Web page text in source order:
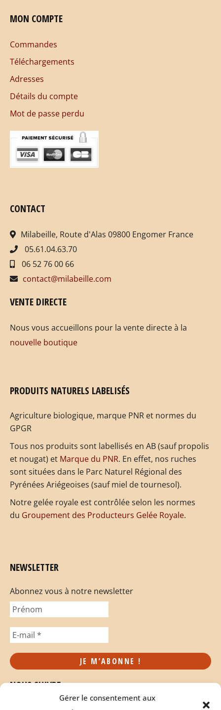
Gérer le consentement aux
MON COMPTE
Commandes
Téléchargements
Adresses
Détails du compte
Mot de passe perdu
CONTACT
Milabeille, Route d'Alas 09800 Engomer France
05.61.04.63.70
06 52 76 00 66
contact@milabeille.com
VENTE DIRECTE
Nous vous accueillons pour la vente directe à la
nouvelle boutique
PRODUITS NATURELS LABELISÉS
Agriculture biologique, marque PNR et normes du
GPGR
Tous nos produits sont labellisés en AB (sauf propolis
et nougat) et Marque du PNR. En effet, nos ruches
sont situées dans le Parc Naturel Régional des
Pyrénées Ariégeoises (sauf miel de tournesol).
Notre gelée royale est contrôlée selon les normes
du Groupement des Producteurs Gelée Royale.
NEWSLETTER
Abonnez vous à notre newsletter
NOUS SUIVRE